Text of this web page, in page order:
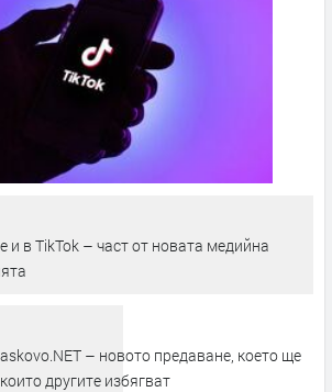
и в TikTok – част от новата медийна
– новото предаване, което ще
другите избягват